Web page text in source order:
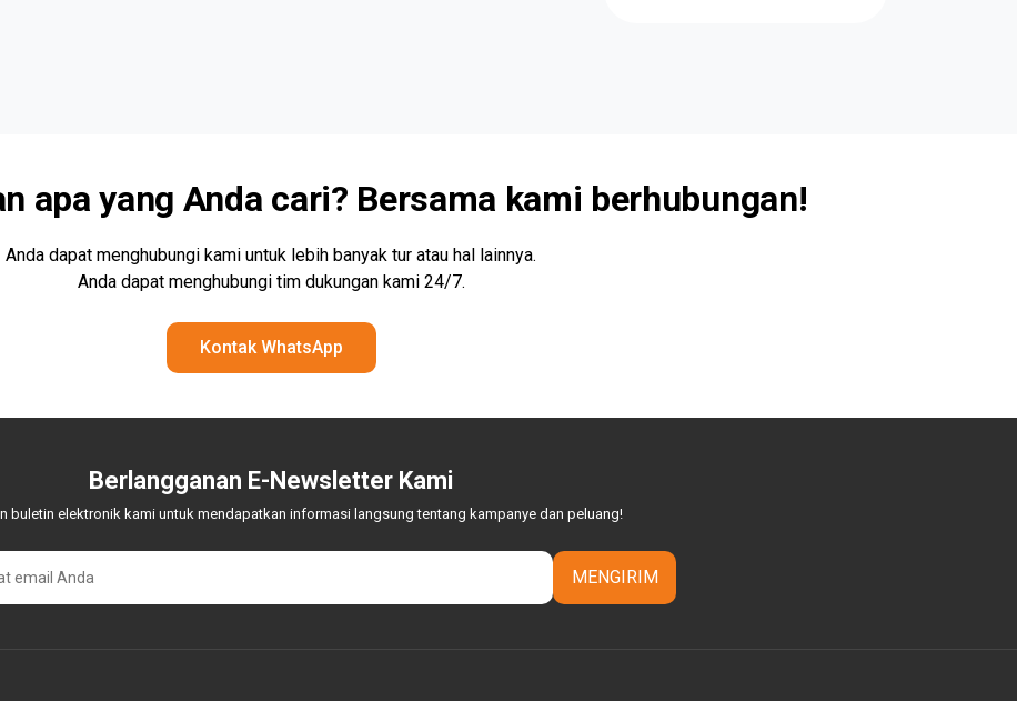
apa yang Anda cari? Bersama kami berhubungan!
Anda dapat menghubungi kami untuk lebih banyak tur atau hal lainnya.
Anda dapat menghubungi tim dukungan kami 24/7.
Kontak WhatsApp
Berlangganan E-Newsletter Kami
buletin elektronik kami untuk mendapatkan informasi langsung tentang kampanye dan peluang!
MENGIRIM